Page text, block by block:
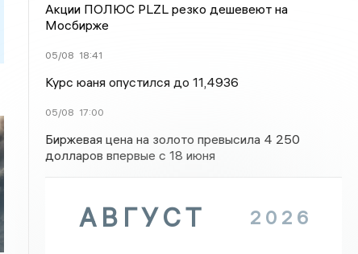
Акции ПОЛЮС PLZL резко дешевеют на
Мосбирже
05/08 18:41
Курс юаня опустился до 11,4936
05/08 17:00
Биржевая цена на золото превысила 4 250
долларов впервые с 18 июня
АВГУСТ 2026